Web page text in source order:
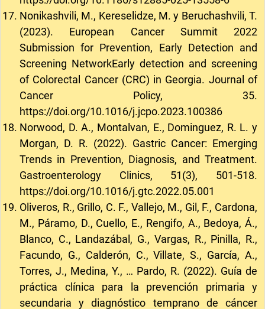
Nonikashvili, M., Kereselidze, M. y Beruchashvili, T.
(2023). European Cancer Summit 2022
Submission for Prevention, Early Detection and
Screening NetworkEarly detection and screening
of Colorectal Cancer (CRC) in Georgia. Journal of
Cancer Policy, 35.
https://doi.org/10.1016/j.jcpo.2023.100386
Norwood, D. A., Montalvan, E., Dominguez, R. L. y
Morgan, D. R. (2022). Gastric Cancer: Emerging
Trends in Prevention, Diagnosis, and Treatment.
Gastroenterology Clinics, 51(3), 501-518.
https://doi.org/10.1016/j.gtc.2022.05.001
Oliveros, R., Grillo, C. F., Vallejo, M., Gil, F., Cardona,
M., Páramo, D., Cuello, E., Rengifo, A., Bedoya, Á.,
Blanco, C., Landazábal, G., Vargas, R., Pinilla, R.,
Facundo, G., Calderón, C., Villate, S., García, A.,
Torres, J., Medina, Y., … Pardo, R. (2022). Guía de
práctica clínica para la prevención primaria y
secundaria y diagnóstico temprano de cáncer